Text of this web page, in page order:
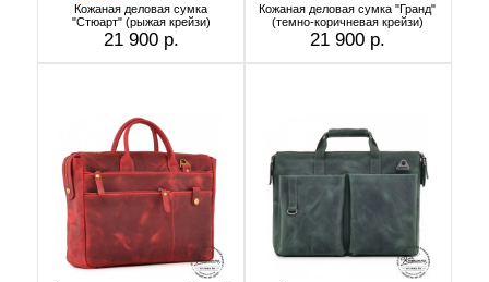
Кожаная деловая сумка
"Стюарт" (рыжая крейзи)
21 900 р.
Кожаная деловая сумка "Гранд"
(темно-коричневая крейзи)
21 900 р.